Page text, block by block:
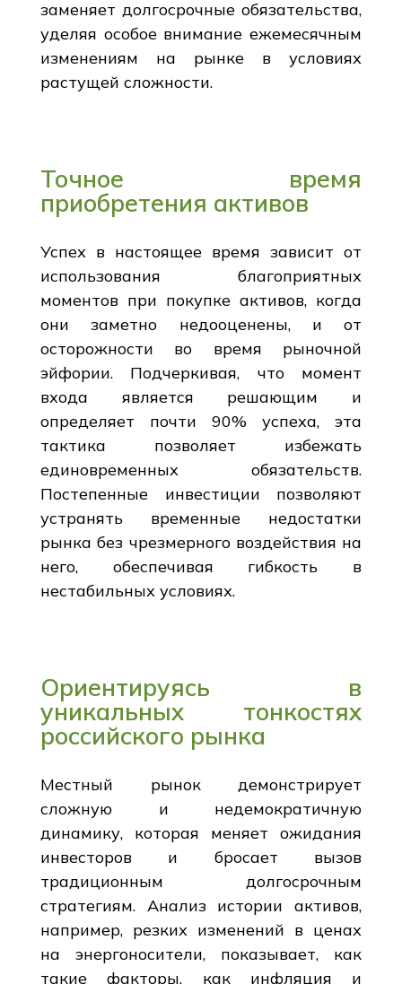
заменяет долгосрочные обязательства,
уделяя особое внимание ежемесячным
изменениям на рынке в условиях
растущей сложности.
Точное время
приобретения активов
Успех в настоящее время зависит от
использования благоприятных
моментов при покупке активов, когда
они заметно недооценены, и от
осторожности во время рыночной
эйфории. Подчеркивая, что момент
входа является решающим и
определяет почти 90% успеха, эта
тактика позволяет избежать
единовременных обязательств.
Постепенные инвестиции позволяют
устранять временные недостатки
рынка без чрезмерного воздействия на
него, обеспечивая гибкость в
нестабильных условиях.
Ориентируясь в
уникальных тонкостях
российского рынка
Местный рынок демонстрирует
сложную и недемократичную
динамику, которая меняет ожидания
инвесторов и бросает вызов
традиционным долгосрочным
стратегиям. Анализ истории активов,
например, резких изменений в ценах
на энергоносители, показывает, как
такие факторы, как инфляция и